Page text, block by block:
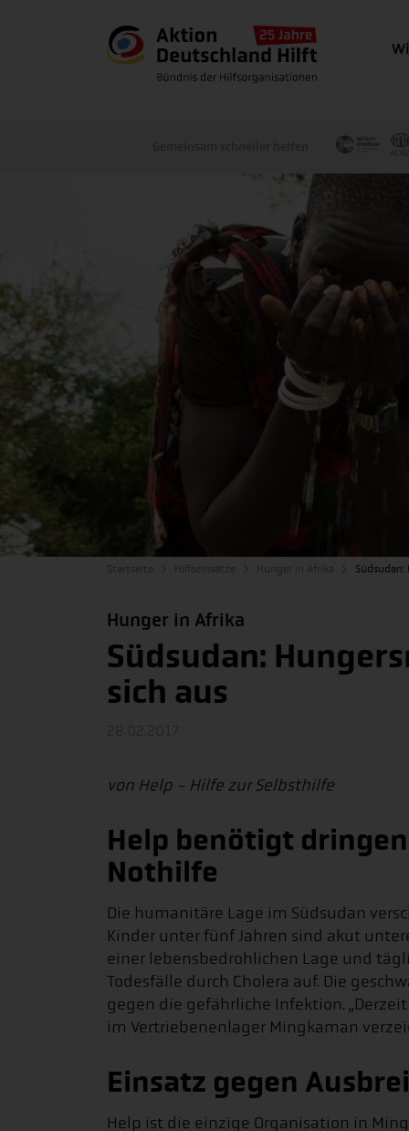
Hunger in Afrika
Südsudan:
sich aus
von Help - Hilfe zur Selbsthilfe
Help benötigt
Nothilfe
Die humanitäre Lage im Südsudan
Kinder unter fünf Jahren sind akut
einer lebensbedrohlichen Lage und
Todesfälle durch Cholera auf. Die
gegen die gefährliche Infektion.
im Vertriebenenlager Mingkaman
Einsatz gegen
Help ist die einzige Organisation in